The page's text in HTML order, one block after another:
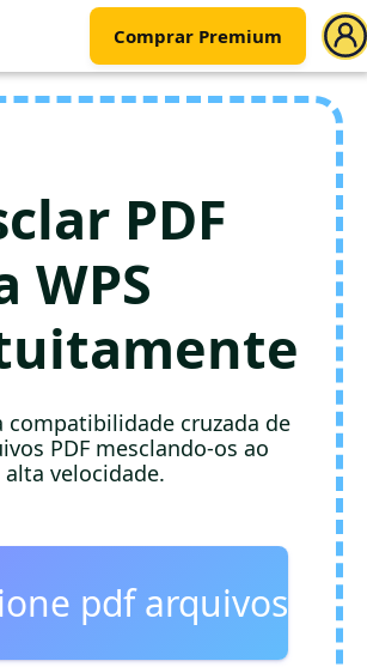
Comprar Premium
PDF
WPS
compatibilidade cruzada de
PDF mesclando-os ao
alta velocidade.
pdf arquivos